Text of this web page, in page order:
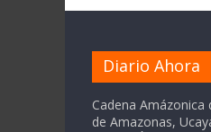
Diario Ahora
Cadena
de Amazonas,